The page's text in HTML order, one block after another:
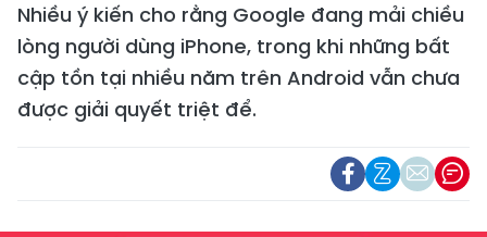
Nhiều ý kiến cho rằng Google đang mải chiều
lòng người dùng iPhone, trong khi những bất
cập tồn tại nhiều năm trên Android vẫn chưa
được giải quyết triệt để.